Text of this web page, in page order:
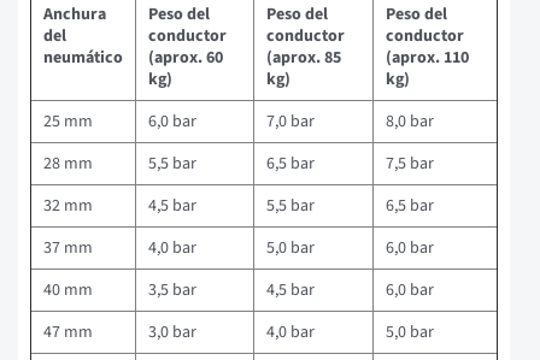
Anchura
del
neumático
Peso del
conductor
(aprox. 60
kg)
Peso del
conductor
(aprox. 85
kg)
Peso del
conductor
(aprox. 110
kg)
25 mm
6,0 bar 7,0 bar
8,0 bar
28 mm
5,5 bar 6,5 bar
7,5 bar
32 mm
4,5 bar 5,5 bar
6,5 bar
37 mm
4,0 bar 5,0 bar
6,0 bar
40 mm
3,5 bar 4,5 bar
6,0 bar
47 mm
3,0 bar 4,0 bar
5,0 bar